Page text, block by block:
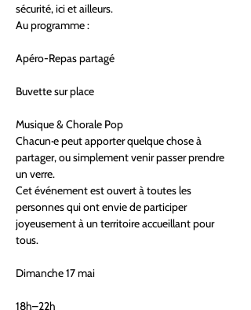
sécurité, ici et ailleurs.
Au programme :
Apéro-Repas partagé
Buvette sur place
Musique & Chorale Pop
Chacun·e peut apporter quelque chose à
partager, ou simplement venir passer prendre
un verre.
Cet événement est ouvert à toutes les
personnes qui ont envie de participer
joyeusement à un territoire accueillant pour
tous.
Dimanche 17 mai
18h–22h